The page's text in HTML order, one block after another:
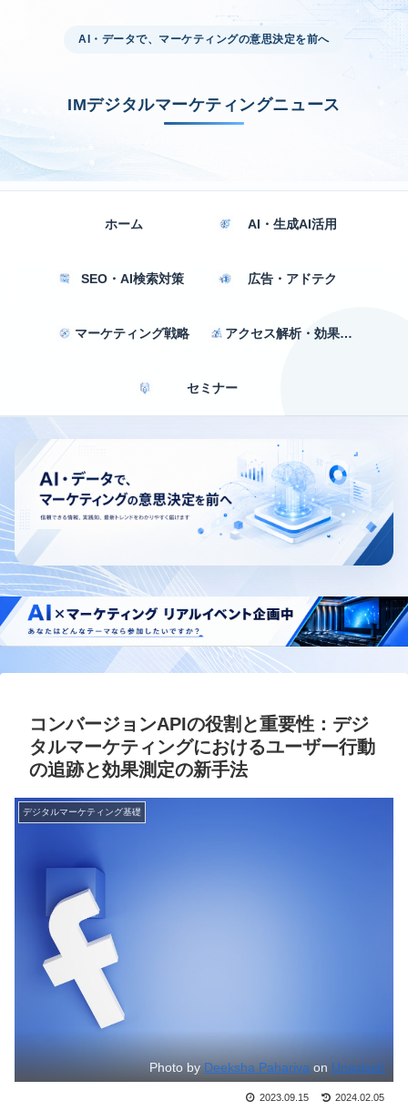
AI・データで、マーケティングの意思決定を前へ
IMデジタルマーケティングニュース
ホーム AI・生成AI活用
SEO・AI検索対策 広告・アドテク
マーケティング戦略 アクセス解析・効果測定
セミナー
コンバージョンAPIの役割と重要性：デジ
タルマーケティングにおけるユーザー行動
の追跡と効果測定の新手法
デジタルマーケティング基礎
Photo byDeeksha Pahariya on Unsplash
2023.09.15 2024.02.05